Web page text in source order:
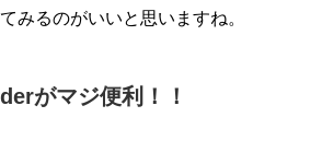
みるのがいいと思いますね。
がマジ便利！！